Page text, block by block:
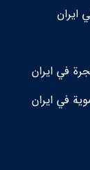
ايران
في ايران
في ايران